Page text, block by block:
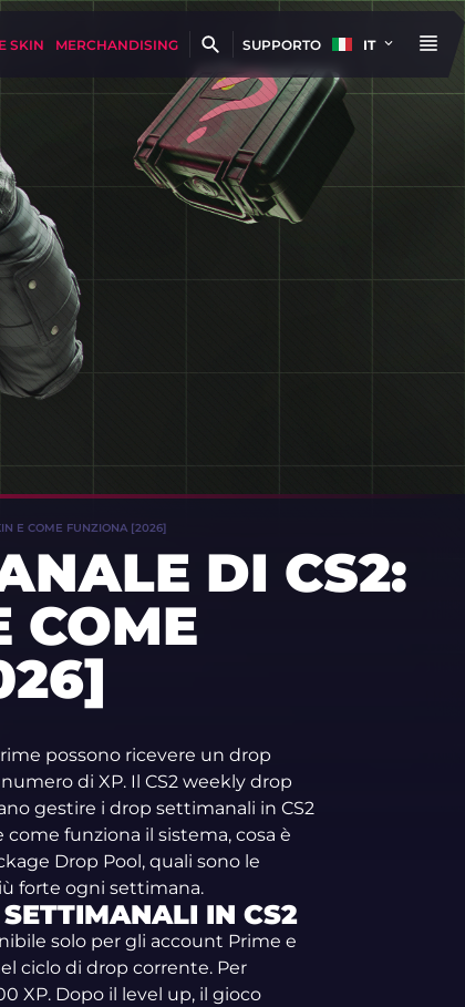
SKIN MERCHANDISING SUPPORTO IT
E COME FUNZIONA [2026]
DI CS2:
COME
possono ricevere un drop
di XP. Il CS2 weekly drop
gestire i drop settimanali in CS2
funziona il sistema, cosa è
Drop Pool, quali sono le
forte ogni settimana.
IN CS2
solo per gli account Prime e
ciclo di drop corrente. Per
XP. Dopo il level up, il gioco